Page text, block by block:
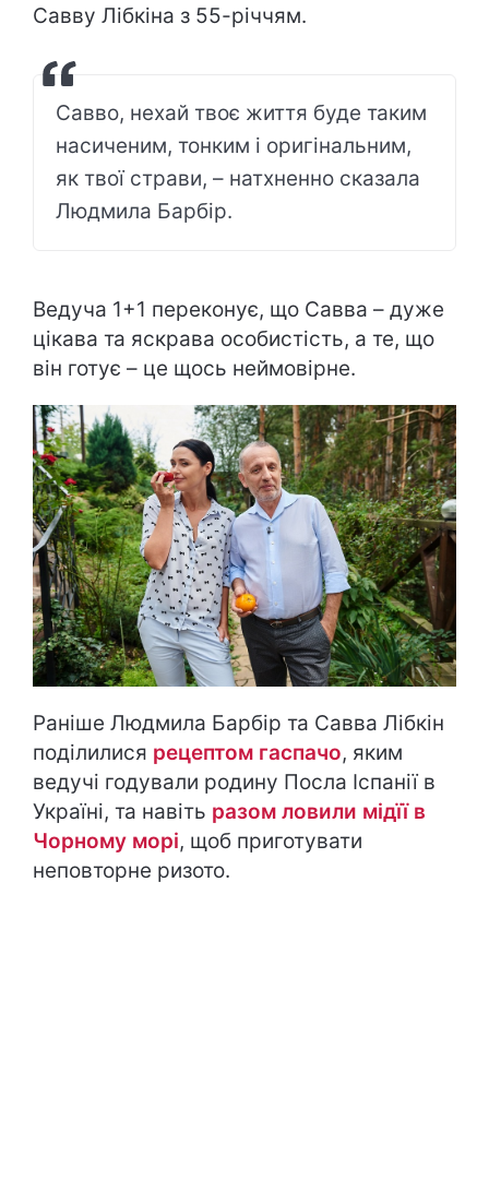
Савву Лібкіна з 55-річчям.
Савво, нехай твоє життя буде таким
насиченим, тонким і оригінальним,
як твої страви, – натхненно сказала
Людмила Барбір.
Ведуча 1+1 переконує, що Савва – дуже
цікава та яскрава особистість, а те, що
він готує – це щось неймовірне.
Раніше Людмила Барбір та Савва Лібкін
поділилися рецептом гаспачо, яким
ведучі годували родину Посла Іспанії в
Україні, та навіть разом ловили мідїї в
Чорному морі, щоб приготувати
неповторне ризото.